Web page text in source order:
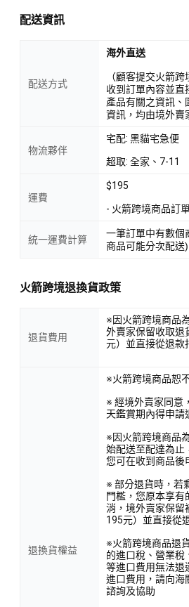
配送資訊
配送方式
海外直送
（顧客提交火箭
收到訂單內容並直
產品有關之資訊、
資訊，均由境外賣
物流夥伴
宅配: 黑貓宅急便
超取: 全家、7-11
運費
$195
- 火箭跨境商品訂
統一運費計算
一筆訂單中有數個
商品可能分次配送)
火箭跨境退換貨政策
退貨費用
※因火箭跨境商品
外賣家保留收取退
元）並直接從退款
退換貨權益
※火箭跨境商品恕
※ 經境外賣家同意
天鑑賞期內得申請
※因火箭跨境商品
始配送至配達為止
您可在收到商品後
※ 部分退貨時，若
門檻，您原本享有
消，境外賣家保留
195元）並直接從
※火箭跨境商品退
的進口稅、營業稅
等進口費用無法退
進口費用，請向海
諮詢及協助